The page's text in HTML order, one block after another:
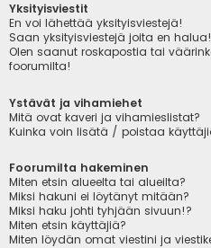
Yksityisviestit
En voi lähettää yksityisviestejä!
Saan yksityisviestejä joita en halua!
Olen saanut roskapostia tai
foorumilta!
Ystävät ja vihamiehet
Mitä ovat kaveri ja vihamieslistat?
Kuinka voin lisätä / poistaa
Foorumilta hakeminen
Miten etsin alueelta tai alueilta?
Miksi hakuni ei löytänyt mitään?
Miksi haku johti tyhjään sivuun!?
Miten etsin käyttäjiä?
Miten löydän omat viestini ja